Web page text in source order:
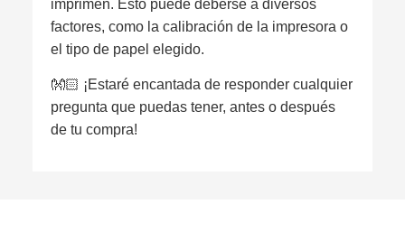
imprimen. Esto puede deberse a diversos
factores, como la calibración de la impresora o
el tipo de papel elegido.
👐🏻 ¡Estaré encantada de responder cualquier
pregunta que puedas tener, antes o después
de tu compra!